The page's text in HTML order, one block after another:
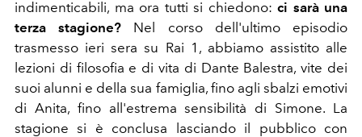
indimenticabili, ma ora tutti si chiedono: ci sarà una
terza stagione? Nel corso dell'ultimo episodio
trasmesso ieri sera su Rai 1, abbiamo assistito alle
lezioni di filosofia e di vita di Dante Balestra, vite dei
suoi alunni e della sua famiglia, fino agli sbalzi emotivi
di Anita, fino all'estrema sensibilità di Simone. La
stagione si è conclusa lasciando il pubblico con